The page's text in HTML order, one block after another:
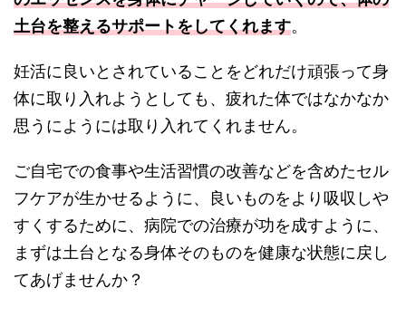
土台を整えるサポートをしてくれます。
妊活に良いとされていることをどれだけ頑張って身
体に取り入れようとしても、疲れた体ではなかなか
思うにようには取り入れてくれません。
ご自宅での食事や生活習慣の改善などを含めたセル
フケアが生かせるように、良いものをより吸収しや
すくするために、病院での治療が功を成すように、
まずは土台となる身体そのものを健康な状態に戻し
てあげませんか？